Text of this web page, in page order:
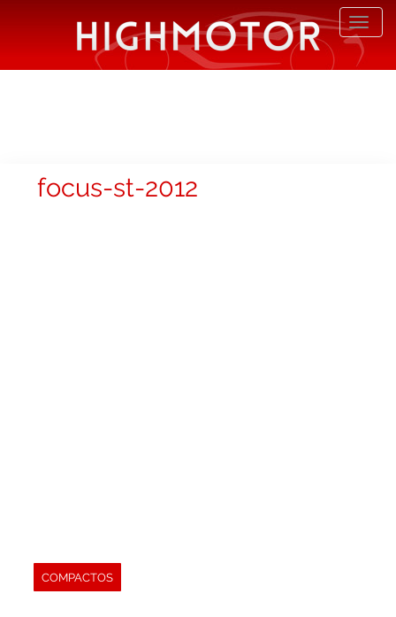
focus-st-2012
COMPACTOS